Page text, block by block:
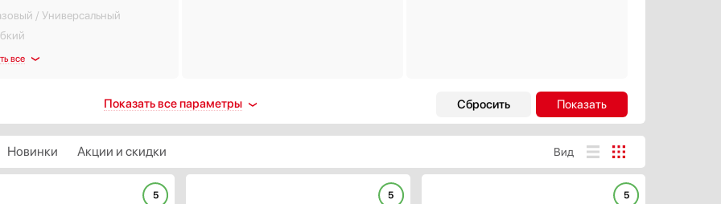
/ Универсальный
все
(ползунки)
Тип освещения
Галогенная лампа
Интервальная работа
Есть
Автоматическая регулировка
скорости
Показать все параметры
Новинки Акции и скидки Вид
5 5 5